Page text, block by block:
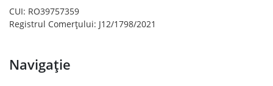
CUI: RO39757359
Registrul Comerțului: J12/1798/2021
Navigație